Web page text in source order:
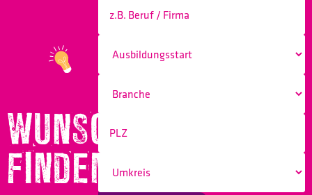
WUNSCHBERUF
FINDEN!